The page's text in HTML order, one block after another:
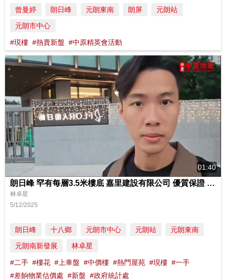
曾曼婷 朗日峰 元朗東南 朗屏
元朗站
元朗市中心
#現樓 #熱賣新盤 #中原精英會活動
01:40
朗日峰 罕有每層3.5米樓底 嘉里建設有限公司 優質保證 元朗市中心核心地段
林卓星
5/12/2025
朗日峰 十八鄉 元朗市中心 元朗站
元朗東南
元朗南新發展
林卓星
#二手 #樓花 #上車盤 #中價樓 #熱門屋苑 #現樓 #一手
#差餉物業估價處 #新盤 #政府統計處